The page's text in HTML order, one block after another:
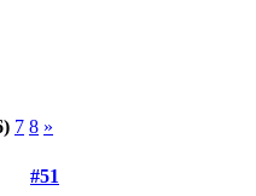
7 8 »
#51